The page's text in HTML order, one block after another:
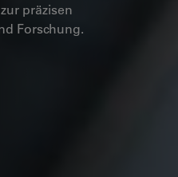
präzisen
Forschung.